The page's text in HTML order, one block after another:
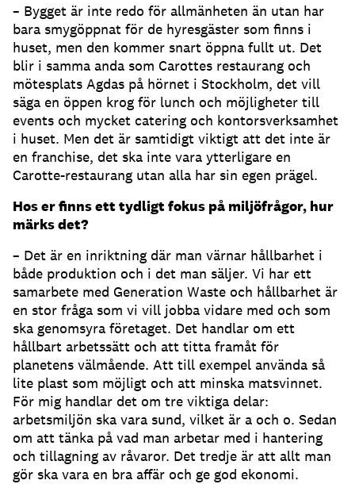
– Bygget är inte redo för allmänheten än utan har
bara smygöppnat för de hyresgäster som finns i
huset, men den kommer snart öppna fullt ut. Det
blir i samma anda som Carottes restaurang och
mötesplats Agdas på hörnet i Stockholm, det vill
säga en öppen krog för lunch och möjligheter till
events och mycket catering och kontorsverksamhet
i huset. Men det är samtidigt viktigt att det inte är
en franchise, det ska inte vara ytterligare en
Carotte-restaurang utan alla har sin egen prägel.
Hos er finns ett tydligt fokus på miljöfrågor, hur
märks det?
– Det är en inriktning där man värnar hållbarhet i
både produktion och i det man säljer. Vi har ett
samarbete med Generation Waste och hållbarhet är
en stor fråga som vi vill jobba vidare med och som
ska genomsyra företaget. Det handlar om ett
hållbart arbetssätt och att titta framåt för
planetens välmående. Att till exempel använda så
lite plast som möjligt och att minska matsvinnet.
För mig handlar det om tre viktiga delar:
arbetsmiljön ska vara sund, vilket är a och o. Sedan
om att tänka på vad man arbetar med i hantering
och tillagning av råvaror. Det tredje är att allt man
gör ska vara en bra affär och ge god ekonomi.